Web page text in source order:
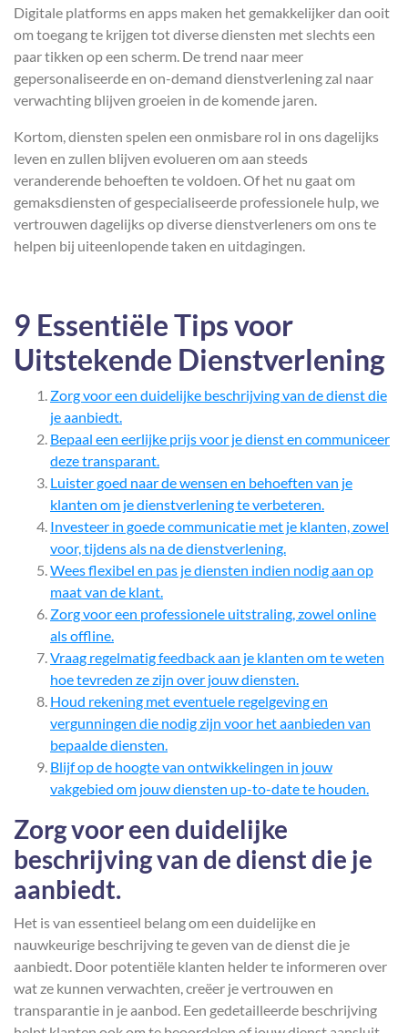
Digitale platforms en apps maken het gemakkelijker dan ooit
om toegang te krijgen tot diverse diensten met slechts een
paar tikken op een scherm. De trend naar meer
gepersonaliseerde en on-demand dienstverlening zal naar
verwachting blijven groeien in de komende jaren.
Kortom, diensten spelen een onmisbare rol in ons dagelijks
leven en zullen blijven evolueren om aan steeds
veranderende behoeften te voldoen. Of het nu gaat om
gemaksdiensten of gespecialiseerde professionele hulp, we
vertrouwen dagelijks op diverse dienstverleners om ons te
helpen bij uiteenlopende taken en uitdagingen.
9 Essentiële Tips voor
Uitstekende Dienstverlening
Zorg voor een duidelijke beschrijving van de dienst die
je aanbiedt.
Bepaal een eerlijke prijs voor je dienst en communiceer
deze transparant.
Luister goed naar de wensen en behoeften van je
klanten om je dienstverlening te verbeteren.
Investeer in goede communicatie met je klanten, zowel
voor, tijdens als na de dienstverlening.
Wees flexibel en pas je diensten indien nodig aan op
maat van de klant.
Zorg voor een professionele uitstraling, zowel online
als offline.
Vraag regelmatig feedback aan je klanten om te weten
hoe tevreden ze zijn over jouw diensten.
Houd rekening met eventuele regelgeving en
vergunningen die nodig zijn voor het aanbieden van
bepaalde diensten.
Blijf op de hoogte van ontwikkelingen in jouw
vakgebied om jouw diensten up-to-date te houden.
Zorg voor een duidelijke
beschrijving van de dienst die je
aanbiedt.
Het is van essentieel belang om een ​​duidelijke en
nauwkeurige beschrijving te geven van de dienst die je
aanbiedt. Door potentiële klanten helder te informeren over
wat ze kunnen verwachten, creëer je vertrouwen en
transparantie in je aanbod. Een gedetailleerde beschrijving